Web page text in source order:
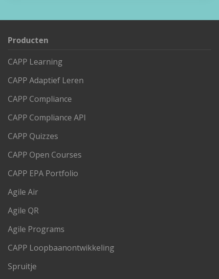
Producten
CAPP Learning
CAPP Adaptief Leren
CAPP Compliance
CAPP Compliance API
CAPP Quizzes
CAPP Open Courses
CAPP EPA Portfolio
Agile Air
Agile QR
Agile Programs
CAPP Loopbaanontwikkeling
Spruitje